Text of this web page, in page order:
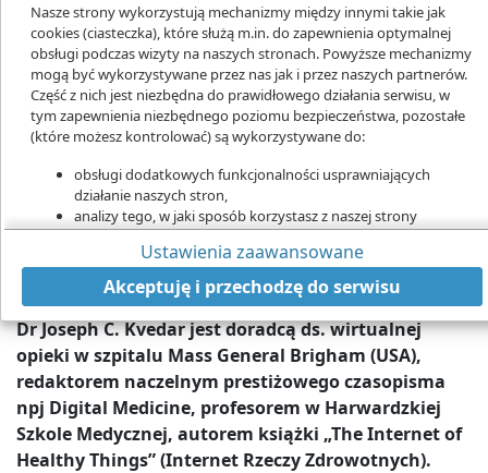
Dr Joseph Kvedar jest profesorem w Harvard Medical
School
Dr Joseph C. Kvedar jest doradcą ds. wirtualnej
opieki w szpitalu Mass General Brigham (USA),
redaktorem naczelnym prestiżowego czasopisma
npj Digital Medicine, profesorem w Harwardzkiej
Szkole Medycznej, autorem książki „The Internet of
Healthy Things” (Internet Rzeczy Zdrowotnych).
Nasze strony wykorzystują mechanizmy między innymi takie jak
cookies (ciasteczka), które służą m.in. do zapewnienia optymalnej
obsługi podczas wizyty na naszych stronach. Powyższe mechanizmy
mogą być wykorzystywane przez nas jak i przez naszych partnerów.
Część z nich jest niezbędna do prawidłowego działania serwisu, w
tym zapewnienia niezbędnego poziomu bezpieczeństwa, pozostałe
(które możesz kontrolować) są wykorzystywane do:
obsługi dodatkowych funkcjonalności usprawniających
działanie naszych stron,
analizy tego, w jaki sposób korzystasz z naszej strony
marketingu bezpośredniego,
udostępniania funkcji mediów społecznościowych.
Kliknij „Akceptuję i przechodzę do strony”, aby wyrazić zgodę
na przetwarzanie przez nas i naszych partnerów Twoich
danych w powyższych celach.
Pamiętaj, że wyrażenie zgody jest dobrowolne, a wyrażoną zgodę
możesz w każdej chwili cofnąć, możesz też wycofać zgodę na
przetwarzanie Twoich danych tylko w niektórych celach. Jeżeli
chcesz dowiedzieć się więcej lub chcesz przeprowadzić konfigurację
szczegółową - możesz tego dokonać za pomocą „Ustawień
zaawansowanych”.
Ustawienia zaawansowane
Akceptuję i przechodzę do serwisu